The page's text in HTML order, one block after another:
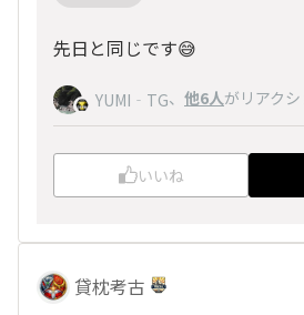
先日と同じです😅
YUMI‐TG、 他6人がリアク
いいね
貸枕考古